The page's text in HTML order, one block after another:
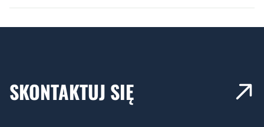
SKONTAKTUJ SIĘ